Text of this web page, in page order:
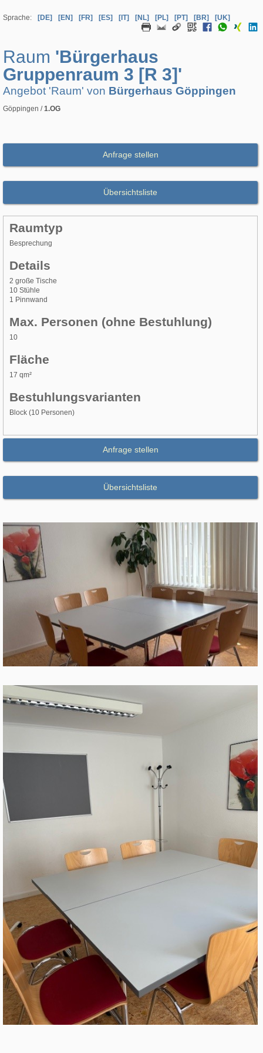
Sprache: [DE] [EN] [FR] [ES] [IT] [NL] [PL] [PT] [BR] [UK]
Raum 'Bürgerhaus
Gruppenraum 3 [R 3]'
Angebot 'Raum' von Bürgerhaus Göppingen
Göppingen /1.OG
Anfrage stellen
Übersichtsliste
Raumtyp
Besprechung
Details
2 große Tische
10 Stühle
1 Pinnwand
Max. Personen (ohne Bestuhlung)
10
Fläche
17 qm²
Bestuhlungsvarianten
Block (10 Personen)
Anfrage stellen
Übersichtsliste